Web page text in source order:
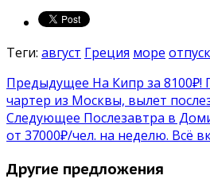
Теги: август Греция море отпуск
Предыдущее На Кипр за
чартер из Москвы, вылет
Следующее Послезавтра в
от 37000₽/чел. на неделю. Всё
Другие предложения